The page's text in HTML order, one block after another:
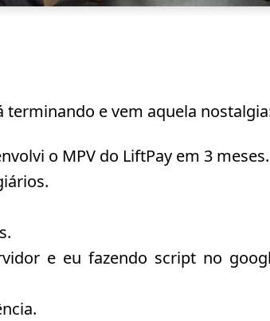
e vem aquela
o MPV do LiftPay em 3 meses.
e eu fazendo script no